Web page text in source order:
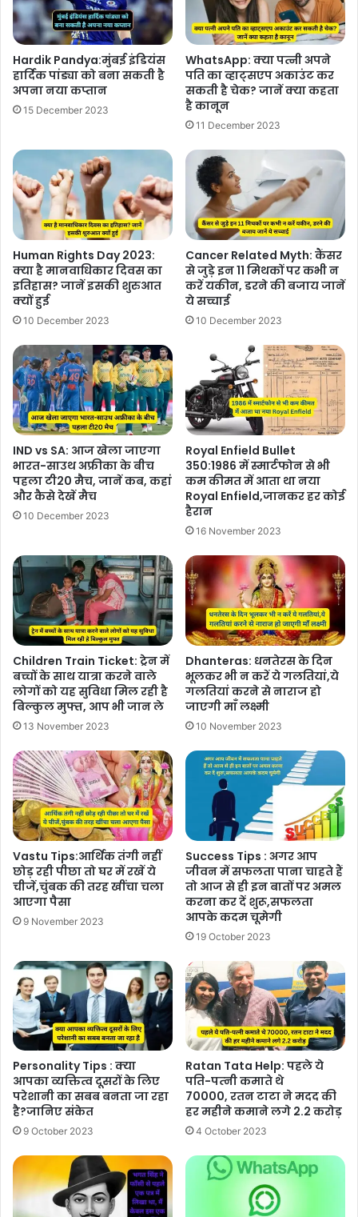
Hardik Pandya:मुंबई इंडियंस
हार्दिक पांड्या को बना सकती है
अपना नया कप्तान
15 December 2023
WhatsApp: क्या पत्नी अपने
पति का व्हाट्सएप अकाउंट कर
सकती है चेक? जानें क्या कहता
है कानून
11 December 2023
Human Rights Day 2023:
क्या है मानवाधिकार दिवस का
इतिहास? जानें इसकी शुरुआत
क्यों हुई
10 December 2023
Cancer Related Myth: कैंसर
से जुड़े इन 11 मिथकों पर कभी न
करें यकीन, डरने की बजाय जानें
ये सच्चाई
10 December 2023
IND vs SA: आज खेला जाएगा
भारत-साउथ अफ्रीका के बीच
पहला टी20 मैच, जानें कब, कहां
और कैसे देखें मैच
10 December 2023
Royal Enfield Bullet
350:1986 में स्मार्टफोन से भी
कम कीमत में आता था नया
Royal Enfield,जानकर हर कोई
हैरान
16 November 2023
Children Train Ticket: ट्रेन में
बच्चों के साथ यात्रा करने वाले
लोगों को यह सुविधा मिल रही है
बिल्कुल मुफ्त, आप भी जान ले
13 November 2023
Dhanteras: धनतेरस के दिन
भूलकर भी न करें ये गलतियां,ये
गलतियां करने से नाराज हो
जाएगी माँ लक्ष्मी
10 November 2023
Vastu Tips:आर्थिक तंगी नहीं
छोड़ रही पीछा तो घर में रखें ये
चीजें,चुंबक की तरह खींचा चला
आएगा पैसा
9 November 2023
Success Tips : अगर आप
जीवन में सफलता पाना चाहते हैं
तो आज से ही इन बातों पर अमल
करना कर दें शुरू,सफलता
आपके कदम चूमेगी
19 October 2023
Personality Tips : क्या
आपका व्यक्तित्व दूसरों के लिए
परेशानी का सबब बनता जा रहा
है?जानिए संकेत
9 October 2023
Ratan Tata Help: पहले ये
पत‍ि-पत्‍नी कमाते थे
70000, रतन टाटा ने मदद की
हर महीने कमाने लगे 2.2 करोड़
4 October 2023